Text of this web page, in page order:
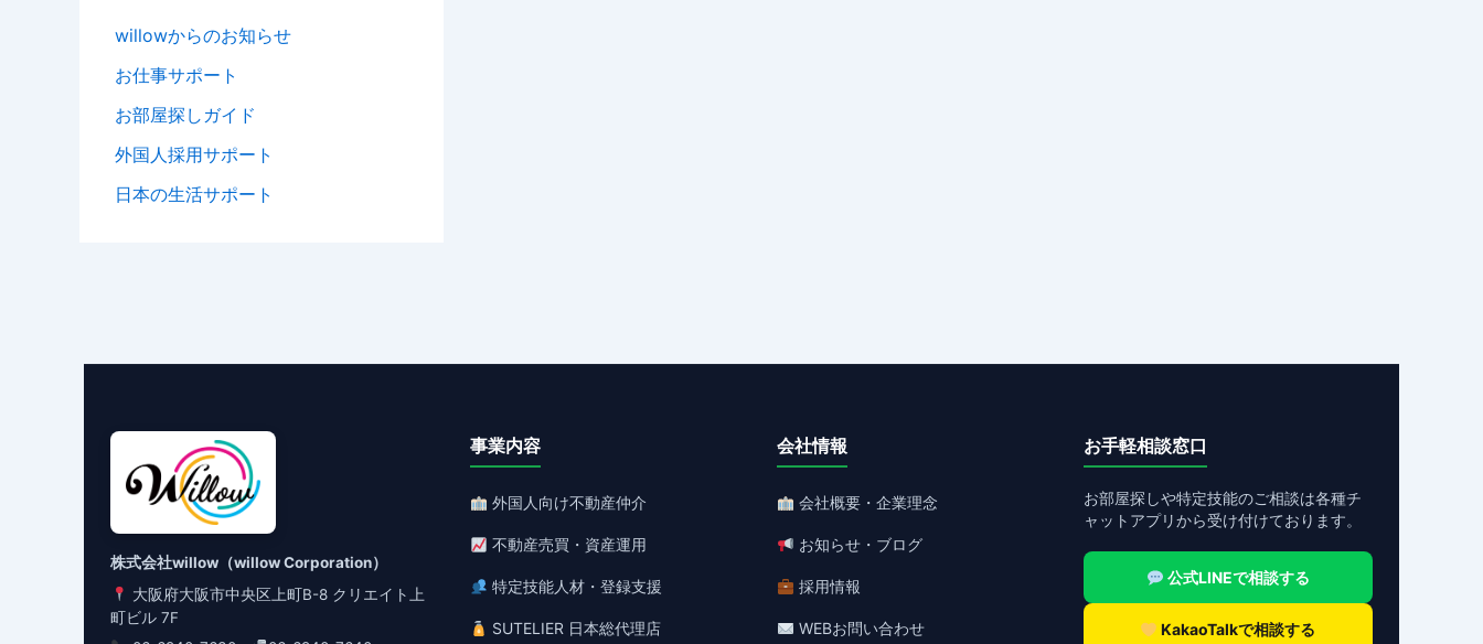
willowからのお知らせ
お仕事サポート
お部屋探しガイド
外国人採用サポート
日本の生活サポート
株式会社willow（willow Corporation）
大阪府大阪市中央区上町B-8 クリエイト上
町ビル 7F
事業内容
外国人向け不動産仲介
不動産売買・資産運用
特定技能人材・登録支援
SUTELIER 日本総代理店
会社情報
会社概要・企業理念
お知らせ・ブログ
採用情報
WEBお問い合わせ
お手軽相談窓口
お部屋探しや特定技能のご相談は各種チ
ャットアプリから受け付けております。
公式LINEで相談する
KakaoTalkで相談する